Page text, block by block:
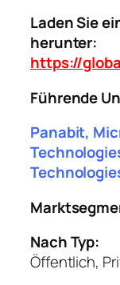
Laden Sie
herunter:
https://
Führende
Panabit,
Nach Typ:
Öffentlich,